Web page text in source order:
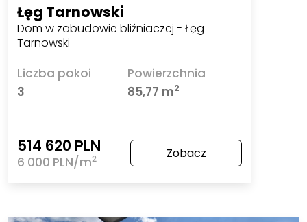
Łęg Tarnowski
Dom w zabudowie bliźniaczej - Łęg
Tarnowski
Liczba pokoi
3
Powierzchnia
85,77 m2
514 620 PLN
6 000 PLN/m2 Zobacz